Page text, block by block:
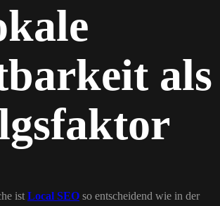
als
istLocal SEO so entscheidend wie in der